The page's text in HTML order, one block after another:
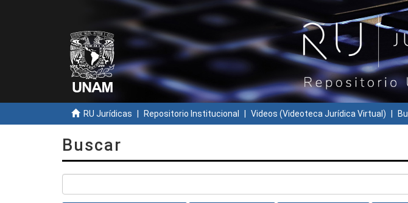
RU Jurídicas Repositorio Institucional Videos (Videoteca Jurídica Virtual)
Buscar